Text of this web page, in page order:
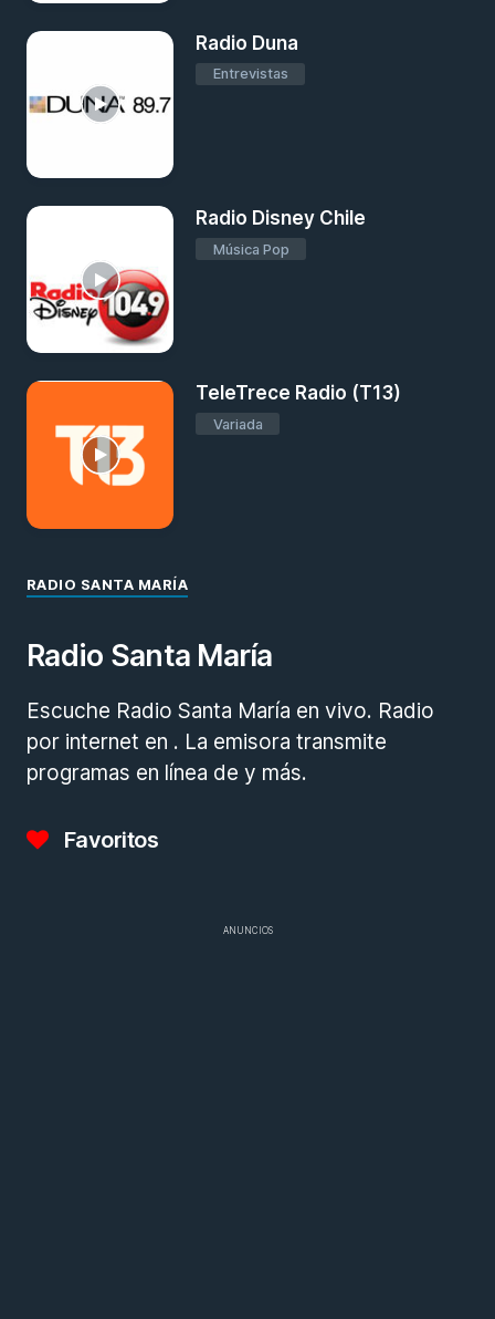
Radio Duna
Entrevistas
Radio Disney Chile
Música Pop
TeleTrece Radio (T13)
Variada
RADIO SANTA MARÍA
Radio Santa María
Escuche Radio Santa María en vivo. Radio
por internet en . La emisora transmite
programas en línea de y más.
Favoritos
ANUNCIOS